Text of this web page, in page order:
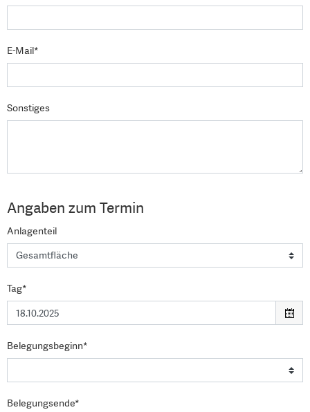
E-Mail*
Sonstiges
Angaben zum Termin
Anlagenteil
Tag*
Belegungsbeginn*
Belegungsende*